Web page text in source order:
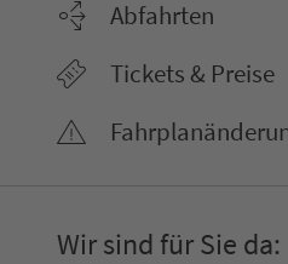
Abfahrten
Tickets & Preise
Wir sind für Sie da: